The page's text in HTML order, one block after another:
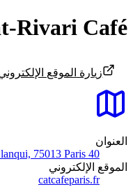
Rivari Café
زيارة الموقع
العنوان
40 Bd Auguste Blanqui, 75013 Paris
الموقع الإلكتروني
catcafeparis.fr